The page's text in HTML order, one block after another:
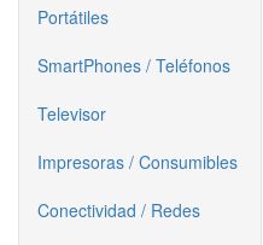
Portátiles
SmartPhones / Teléfonos
Televisor
Impresoras / Consumibles
Conectividad / Redes